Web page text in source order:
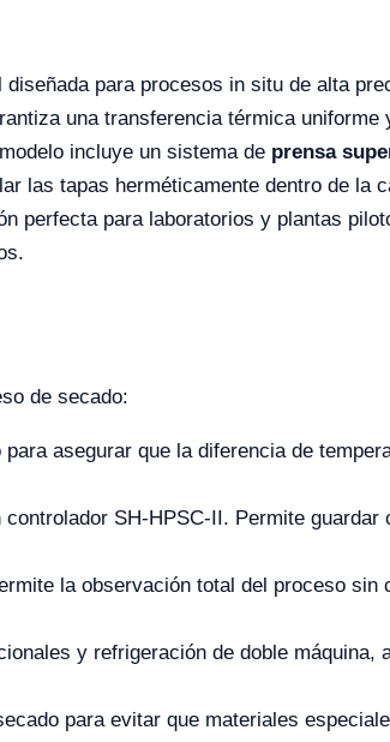
para procesos in situ de alta
una transferencia térmica uniforme
incluye un sistema de prensa
las tapas herméticamente dentro de la
perfecta para laboratorios y plantas
de secado:
asegurar que la diferencia de
SH-HPSC-II. Permite guardar
la observación total del proceso sin
y refrigeración de doble máquina,
para evitar que materiales